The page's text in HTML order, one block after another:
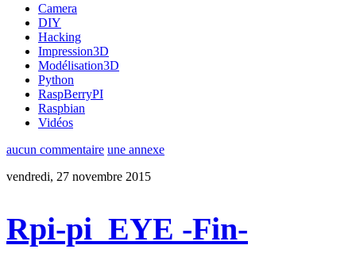
Camera
DIY
Hacking
Impression3D
Modélisation3D
Python
RaspBerryPI
Raspbian
Vidéos
aucun commentaire une annexe
vendredi, 27 novembre 2015
Rpi-pi_EYE -Fin-